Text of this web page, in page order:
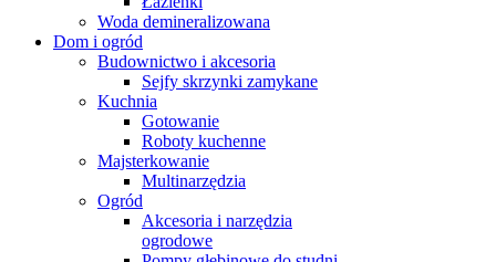
Woda demineralizowana
Dom i ogród
Budownictwo i akcesoria
Sejfy skrzynki zamykane
Kuchnia
Gotowanie
Roboty kuchenne
Majsterkowanie
Multinarzędzia
Ogród
Akcesoria i narzędzia
ogrodowe